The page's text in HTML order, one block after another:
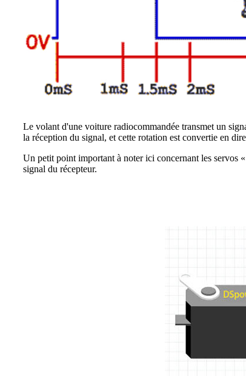
Le volant d'une voiture radiocommandée transmet un
la réception du signal, et cette rotation est convertie en
Un petit point important à noter ici concernant les servos
signal du récepteur.